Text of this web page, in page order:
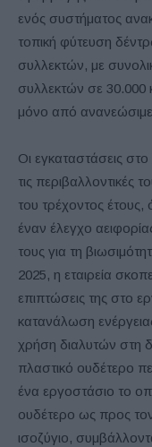
ενός συστήματος
τοπική φύτευση
συλλεκτών, με
συλλεκτών σε 30.000
μόνο από
Οι εγκαταστάσεις
τις περιβαλλοντικές
του τρέχοντος έτους,
έναν έλεγχο
τους για τη
2025, η εταιρεία
επιπτώσεις της στο
κατανάλωση
χρήση διαλυτών στη
πλαστικό ουδέτερο
ένα εργοστάσιο το
ουδέτερο ως προς
ισοζύγιο,